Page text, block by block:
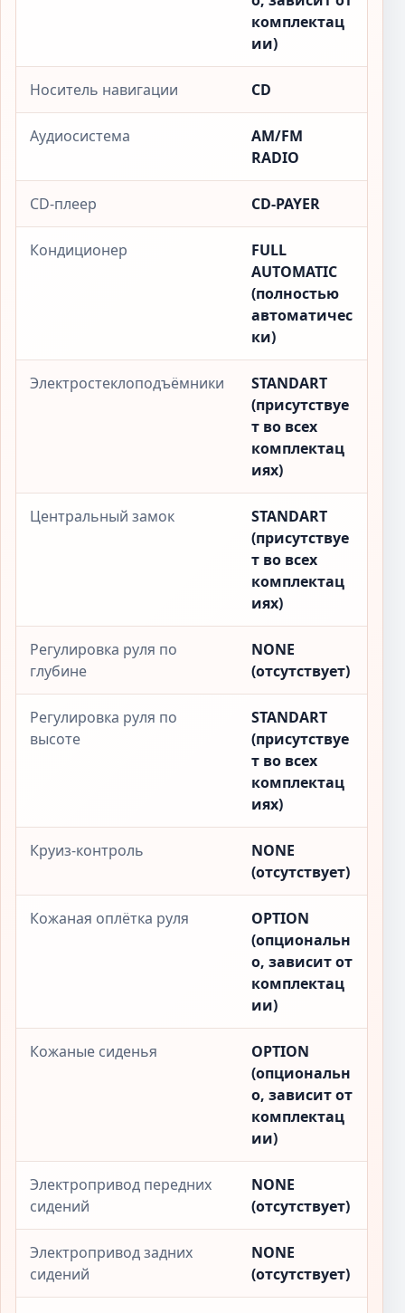
комплектац
ии)
Носитель навигации CD
Аудиосистема
AM/FM
RADIO
CD-плеер CD-PAYER
Кондиционер
FULL
AUTOMATIC
(полностью
автоматичес
ки)
Электростеклоподъёмники
STANDART
(присутствуе
т во всех
комплектац
иях)
Центральный замок
STANDART
(присутствуе
т во всех
комплектац
иях)
Регулировка руля по
глубине
NONE
(отсутствует)
Регулировка руля по
высоте
STANDART
(присутствуе
т во всех
комплектац
иях)
Круиз-контроль
NONE
(отсутствует)
Кожаная оплётка руля
OPTION
(опциональн
о, зависит от
комплектац
ии)
Кожаные сиденья
OPTION
(опциональн
о, зависит от
комплектац
ии)
Электропривод передних
сидений
NONE
(отсутствует)
Электропривод задних
сидений
NONE
(отсутствует)